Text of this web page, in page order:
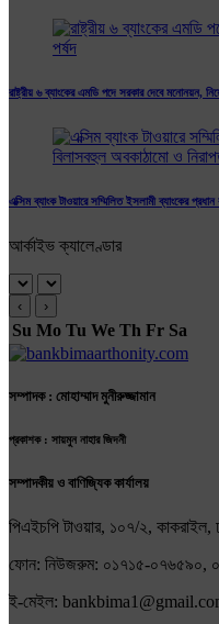
রাষ্ট্রীয় ৬ ব্যাংকের এমডি পদে সরকার দেবে মনোনয়ন,
এক্সিম ব্যাংক টাওয়ারে সম্মিলিত ইসলামী ব্যাংকের
আর্কাইভ ক্যালেণ্ডার
‹ ›
Su Mo Tu We Th Fr Sa
সম্পাদক : মোহাম্মাদ মুনীরুজ্জামান
প্রকাশক : সায়মুন নাহার জিদনী
সম্পাদকীয় ও বাণিজ্যিক কার্যালয়
পিএইচপি টাওয়ার, ১০৭/২, কাকরাইল,
ফোন: নিউজরুম: ০১৭১৫-০৭৬৫৯০,
ই-মেইল: